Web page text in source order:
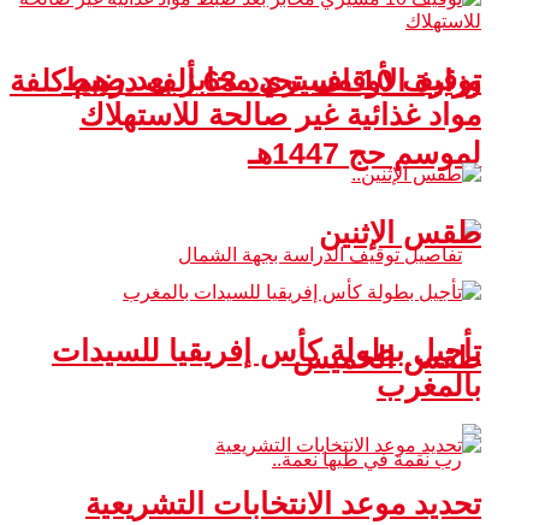
وزارة الأوقاف تحدد 63 ألف درهم كلفة
لموسم حج 1447هـ
طقس الخميس
توقيف 10 مسيري مخابز بعد ضبط
مواد غذائية غير صالحة للاستهلاك
طقس الإثنين
تأجيل بطولة كأس إفريقيا للسيدات
بالمغرب
تحديد موعد الانتخابات التشريعية